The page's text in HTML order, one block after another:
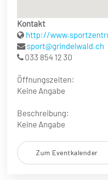
Kontakt
http://
sport@grindelwald.ch
033 854 12 30
Öffnungszeiten:
Keine Angabe
Beschreibung:
Keine Angabe
Zum Eventkalender